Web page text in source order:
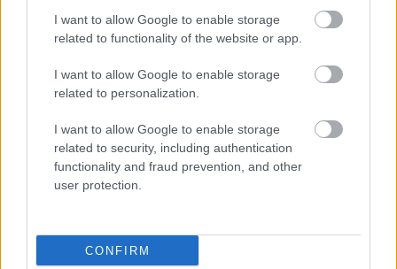
I want to allow Google to enable storage
related to functionality of the website or app.
I want to allow Google to enable storage
related to personalization.
I want to allow Google to enable storage
related to security, including authentication
functionality and fraud prevention, and other
user protection.
CONFIRM
Corsair K70 Core teszt –
ziccerrel
PCW.master| 2023.10.10 18:51
Sok RGB-s eszközt használsz?
Neked találták ki ezt a szoftvert
Tippek| 2023.07.11 13:09
zónával támad a Razer új egere